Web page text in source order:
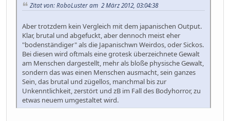
Zitat von: RoboLuster am 2 März 2012, 03:04:38
Aber trotzdem kein Vergleich mit dem japanischen Output.
Klar, brutal und abgefuckt, aber dennoch meist eher
"bodenständiger" als die Japanischwn Weirdos, oder Sickos.
Bei diesen wird oftmals eine grotesk überzeichnete Gewalt
am Menschen dargestellt, mehr als bloße physische Gewalt,
sondern das was einen Menschen ausmacht, sein ganzes
Sein, das brutal und zügellos, manchmal bis zur
Unkenntlichkeit, zerstört und zB im Fall des Bodyhorror, zu
etwas neuem umgestaltet wird.